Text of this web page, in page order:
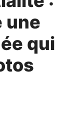
une
qui